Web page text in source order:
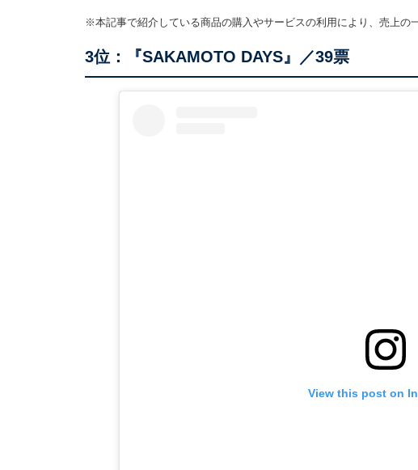
※本記事で紹介している商品の購入やサービスの利用により、売上の
3位：『SAKAMOTO DAYS』／39票
View this post on